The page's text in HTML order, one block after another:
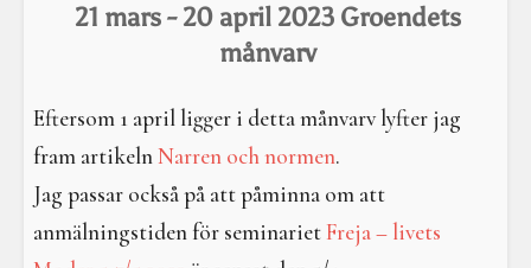
I en galen värld
Galdrar
Aktiviteter
21 mars - 20 april 2023 Groendets
månvarv
Eftersom 1 april ligger i detta månvarv lyfter jag
fram artikelnNarren och normen.
Jag passar också på att påminna om att
anmälningstiden för seminarietFreja – livets